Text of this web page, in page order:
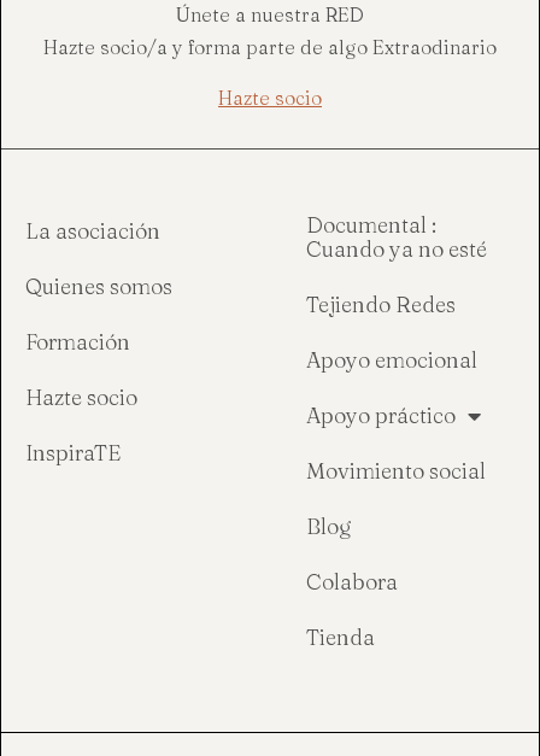
Únete a nuestra RED
Hazte socio/a y forma parte de algo Extraodinario
Hazte socio
La asociación
Quienes somos
Formación
Hazte socio
InspiraTE
Documental :
Cuando ya no esté
Tejiendo Redes
Apoyo emocional
Apoyo práctico
Movimiento social
Blog
Colabora
Tienda